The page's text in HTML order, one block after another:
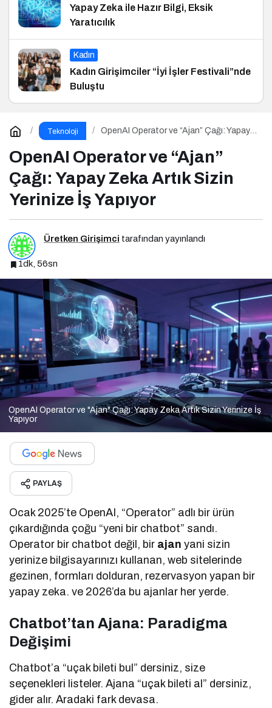
Yapay Zeka ile Hazır Bilgi, Eksik
Yaratıcılık
Kadın
Kadın Girişimciler “İyi İşler Festivali”nde
Buluştu
Teknoloji
OpenAI Operator ve “Ajan” Çağı: Yapay
OpenAI Operator ve “Ajan”
Çağı: Yapay Zeka Artık Sizin
Yerinize İş Yapıyor
Üretken Girişimci tarafından yayınlandı
1dk, 56sn
OpenAI Operator ve "Ajan" Çağı: Yapay Zeka Artık Sizin Yerinize İş
Yapıyor
PAYLAŞ
Ocak 2025’te OpenAI, “Operator” adlı bir ürün
çıkardığında çoğu “yeni bir chatbot” sandı.
Operator bir chatbot değil, bir ajan yani sizin
yerinize bilgisayarınızı kullanan, web sitelerinde
gezinen, formları dolduran, rezervasyon yapan bir
yapay zeka. ve 2026’da bu ajanlar her yerde.
Chatbot’tan Ajana: Paradigma
Değişimi
Chatbot’a “uçak bileti bul” dersiniz, size
seçenekleri listeler. Ajana “uçak bileti al” dersiniz,
gider alır. Aradaki fark devasa.